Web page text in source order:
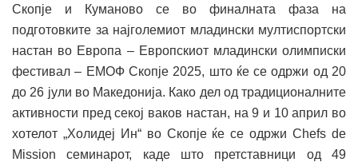
Скопје и Куманово се во финалната фаза на
подготовките за најголемиот младински мултиспортски
настан во Европа – Европскиот младински олимписки
фестивал – ЕМОФ Скопје 2025, што ќе се одржи од 20
до 26 јули во Македонија. Како дел од традиционалните
активности пред секој ваков настан, на 9 и 10 април во
хотелот „Холидеј Ин“ во Скопје ќе се одржи Chefs de
Mission семинарот, каде што претставници од 49